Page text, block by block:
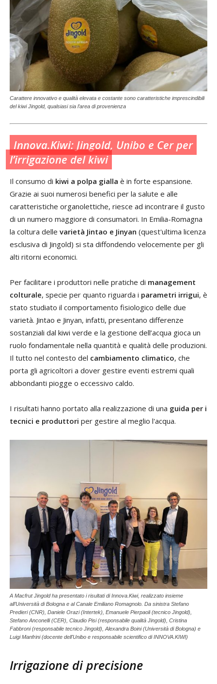
Carattere innovativo e qualità elevata e costante sono caratteristiche imprescindibili
del kiwi Jingold, qualsiasi sia l’area di provenienza
Innova.Kiwi: Jingold, Unibo e Cer per
l’irrigazione del kiwi
Il consumo di kiwi a polpa gialla è in forte espansione.
Grazie ai suoi numerosi benefici per la salute e alle
caratteristiche organolettiche, riesce ad incontrare il gusto
di un numero maggiore di consumatori. In Emilia-Romagna
la coltura delle varietà Jintao e Jinyan (quest'ultima licenza
esclusiva di Jingold) si sta diffondendo velocemente per gli
alti ritorni economici.
Per facilitare i produttori nelle pratiche di management
colturale, specie per quanto riguarda i parametri irrigui, è
stato studiato il comportamento fisiologico delle due
varietà. Jintao e Jinyan, infatti, presentano differenze
sostanziali dal kiwi verde e la gestione dell’acqua gioca un
ruolo fondamentale nella quantità e qualità delle produzioni.
Il tutto nel contesto del cambiamento climatico, che
porta gli agricoltori a dover gestire eventi estremi quali
abbondanti piogge o eccessivo caldo.
I risultati hanno portato alla realizzazione di una guida per i
tecnici e produttori per gestire al meglio l'acqua.
A Macfrut Jingold ha presentato i risultati di Innova.Kiwi, realizzato insieme
all’Università di Bologna e al Canale Emiliano Romagnolo. Da sinistra Stefano
Predieri (CNR), Daniele Orazi (Intertek), Emanuele Pierpaoli (tecnico Jingold),
Stefano Anconelli (CER), Claudio Pisi (responsabile qualità Jingold), Cristina
Fabbroni (responsabile tecnico Jingold), Alexandra Boini (Università di Bologna) e
Luigi Manfrini (docente dell'Unibo e responsabile scientifico di INNOVA.KIWI)
Irrigazione di precisione